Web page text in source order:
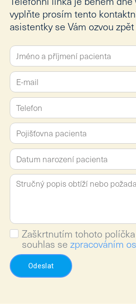
vyplňte prosím tento
asistentky se Vám ozvou
Zaškrtnutím tohoto
souhlas se zpracováním
Odeslat